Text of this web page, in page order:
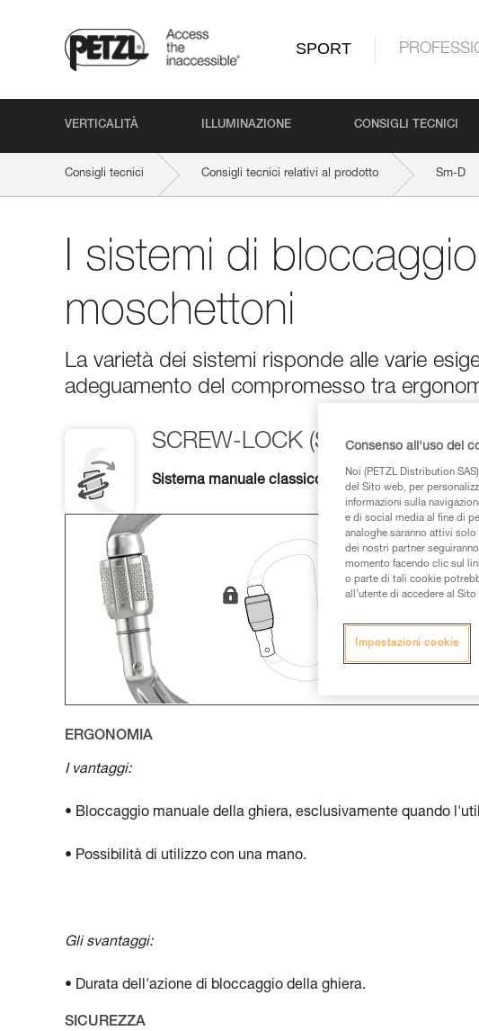
SPORT
VERTICALITÀ ILLUMINAZIONE CONSIGLI TECNICI
Consigli tecnici Consigli tecnici relativi al prodotto Sm-D
I sistemi di
moschettoni
La varietà dei sistemi risponde alle varie
adeguamento del compromesso tra
SCREW-LOCK (SL)
Sistema manuale classico, polivalente e sempre
ERGONOMIA
I vantaggi:
• Bloccaggio manuale della ghiera, esclusivamente quando
• Possibilità di utilizzo con una mano.
Gli svantaggi:
• Durata dell'azione di bloccaggio della ghiera.
SICUREZZA
Consenso all'uso dei
Noi (PETZL Distribution
del Sito web, per
informazioni sulla
e di social media al fine di
analoghe saranno attivi
dei nostri partner
momento facendo clic sul
o parte di tali cookie
all’utente di accedere al Sito
Impostazioni cookie